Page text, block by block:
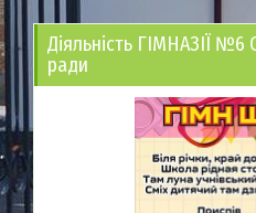
Діяльність ГІМНАЗІЇ №6
ради